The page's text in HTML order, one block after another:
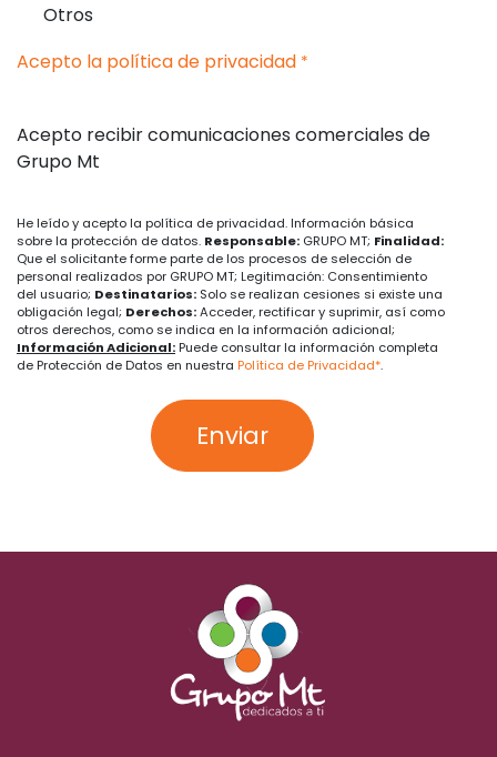
Otros
Acepto la política de privacidad *
Acepto recibir comunicaciones comerciales de
Grupo Mt
He leído y acepto la política de privacidad. Información básica
sobre la protección de datos. Responsable: GRUPO MT; Finalidad:
Que el solicitante forme parte de los procesos de selección de
personal realizados por GRUPO MT; Legitimación: Consentimiento
del usuario; Destinatarios: Solo se realizan cesiones si existe una
obligación legal; Derechos:Acceder, rectificar y suprimir, así como
otros derechos, como se indica en la información adicional;
Información Adicional:Puede consultar la información completa
de Protección de Datos en nuestra Política de Privacidad*.
Enviar